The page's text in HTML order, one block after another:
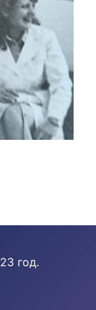
год.